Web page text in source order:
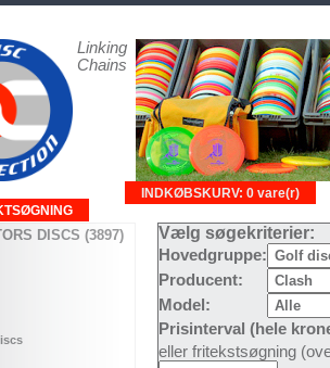
Linking
Chains
INDKØBSKURV: 0 vare(r)
DISCS (3897) Vælg søgekriterier:
Hovedgruppe:
Producent:
Model:
Prisinterval (hele
eller fritekstsøgning